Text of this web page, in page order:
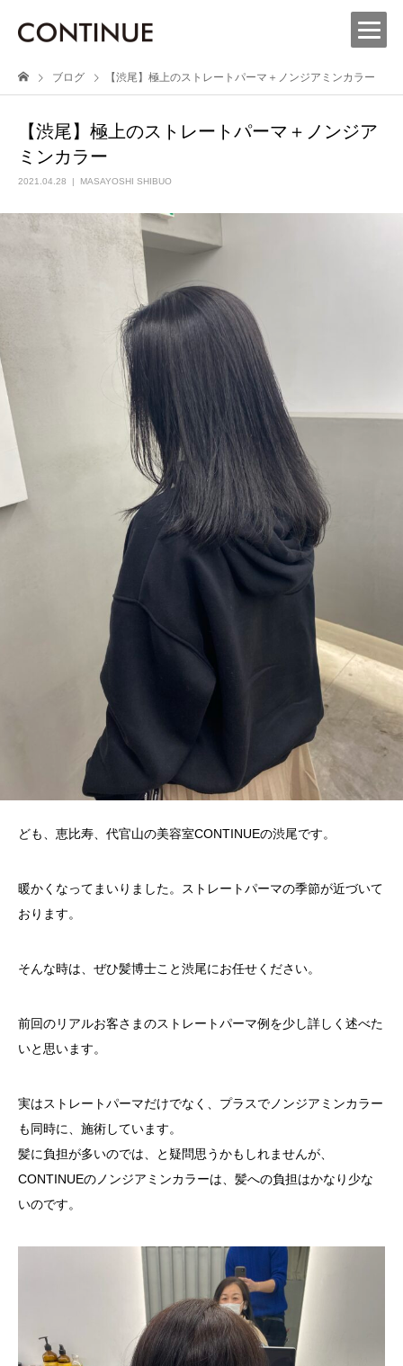
ブログ 【渋尾】極上のストレートパーマ＋ノンジアミンカラー
【渋尾】極上のストレートパーマ＋ノンジア
ミンカラー
2021.04.28 MASAYOSHI SHIBUO
ども、恵比寿、代官山の美容室CONTINUEの渋尾です。
暖かくなってまいりました。ストレートパーマの季節が近づいて
おります。
そんな時は、ぜひ髪博士こと渋尾にお任せください。
前回のリアルお客さまのストレートパーマ例を少し詳しく述べた
いと思います。
実はストレートパーマだけでなく、プラスでノンジアミンカラー
も同時に、施術しています。
髪に負担が多いのでは、と疑問思うかもしれませんが、
CONTINUEのノンジアミンカラーは、髪への負担はかなり少な
いのです。